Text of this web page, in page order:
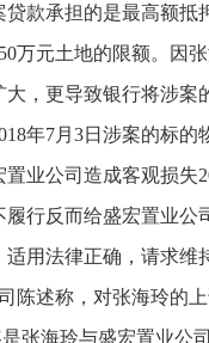
款承担的是最高额抵
万元土地的限额。因
，更导致银行将涉案
年7月3日涉案的标的
业公司造成客观损失
行反而给盛宏置业公
用法律正确，请求维
陈述称，对张海玲的
张海玲与盛宏置业公